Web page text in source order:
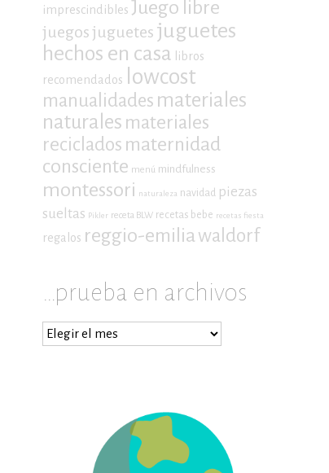
imprescindibles Juego libre
juegosjuguetes juguetes
hechos en casa
libros
recomendados
lowcost
manualidades materiales
naturales materiales
reciclados maternidad
consciente menú mindfulness
montessori naturaleza navidad piezas
sueltas Pikler receta BLW recetas bebe recetas fiesta
regalos reggio-emilia waldorf
…prueba en archivos
…